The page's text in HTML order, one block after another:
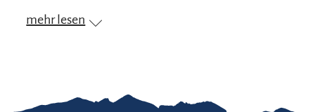
mehr lesen